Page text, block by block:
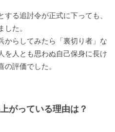
る追討令が正式に下っても、
た。
からしてみたら「裏切り者」な
を人とも思わぬ自己保身に長け
評価でした。
がっている理由は？